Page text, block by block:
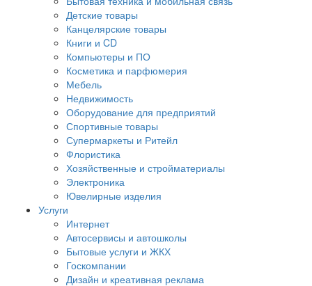
Детские товары
Канцелярские товары
Книги и CD
Компьютеры и ПО
Косметика и парфюмерия
Мебель
Недвижимость
Оборудование для предприятий
Спортивные товары
Супермаркеты и Ритейл
Флористика
Хозяйственные и стройматериалы
Электроника
Ювелирные изделия
Услуги
Интернет
Автосервисы и автошколы
Бытовые услуги и ЖКХ
Госкомпании
Дизайн и креативная реклама